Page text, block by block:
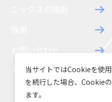
よくあるご質問
当サイトではCookieを使
を続行した場合、Cookie
ます。